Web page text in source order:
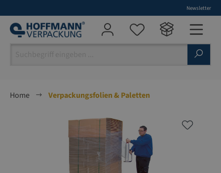
Newsletter
Home
Verpackungsfolien & Paletten
Bildergalerie überspringen